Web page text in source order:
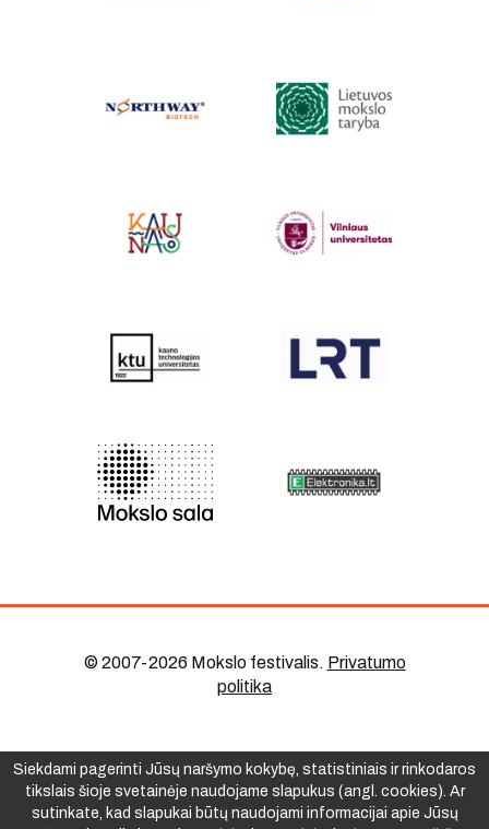
© 2007-2026 Mokslo festivalis. Privatumo
politika
Siekdami pagerinti Jūsų naršymo kokybę, statistiniais ir rinkodaros
tikslais šioje svetainėje naudojame slapukus (angl. cookies). Ar
sutinkate, kad slapukai būtų naudojami informacijai apie Jūsų